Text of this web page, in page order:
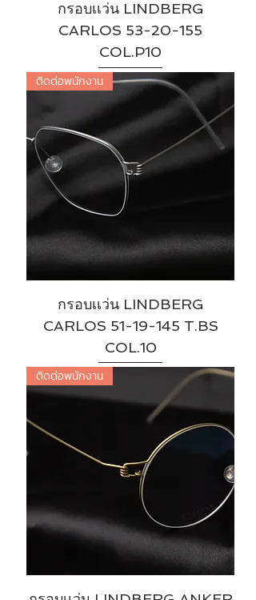
กรอบเเว่น LINDBERG
CARLOS 53-20-155
COL.P10
ติดต่อพนักงาน
กรอบเเว่น LINDBERG
CARLOS 51-19-145 T.BS
COL.10
ติดต่อพนักงาน